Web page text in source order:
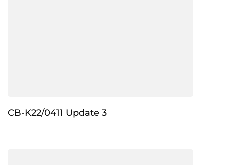
CB-K22/0411 Update 3